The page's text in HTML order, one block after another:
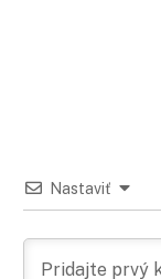
Nastaviť